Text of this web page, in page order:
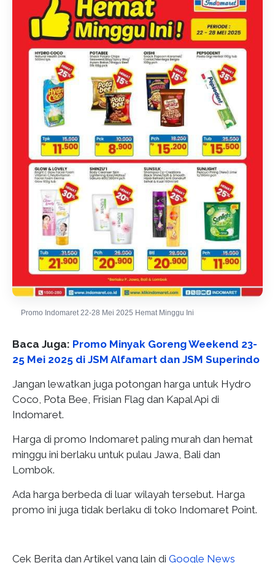
Promo Indomaret 22-28 Mei 2025 Hemat Minggu Ini
Baca Juga: Promo Minyak Goreng Weekend 23-
25 Mei 2025 di JSM Alfamart dan JSM Superindo
Jangan lewatkan juga potongan harga untuk Hydro
Coco, Pota Bee, Frisian Flag dan Kapal Api di
Indomaret.
Harga di promo Indomaret paling murah dan hemat
minggu ini berlaku untuk pulau Jawa, Bali dan
Lombok.
Ada harga berbeda di luar wilayah tersebut. Harga
promo ini juga tidak berlaku di toko Indomaret Point.
Cek Berita dan Artikel yang lain di Google News